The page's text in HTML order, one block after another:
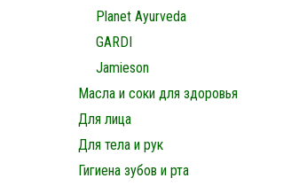
Planet Ayurveda
GARDI
Jamieson
Масла и соки для здоровья
Для лица
Для тела и рук
Гигиена зубов и рта